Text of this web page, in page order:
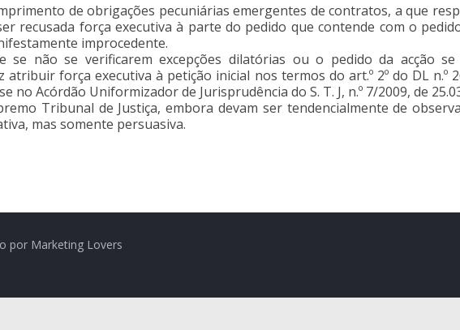
de obrigações pecuniárias emergentes de contratos, a que
recusada força executiva à parte do pedido que contende com o
improcedente.
se não se verificarem excepções dilatórias ou o pedido da acção
força executiva à petição inicial nos termos do art.º 2º do DL n.º
Acórdão Uniformizador de Jurisprudência do S. T. J, n.º 7/2009, de
Tribunal de Justiça, embora devam ser tendencialmente de
mas somente persuasiva.
por Marketing Lovers